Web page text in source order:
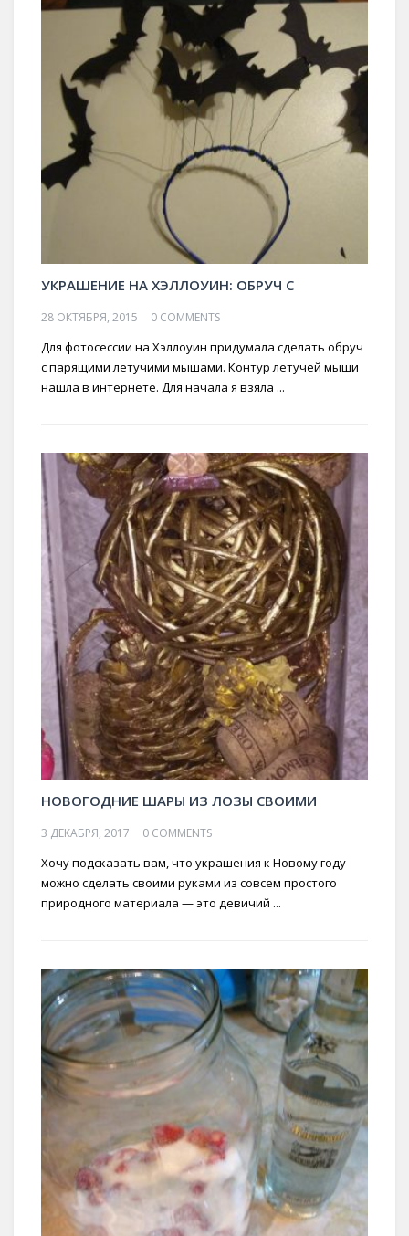
УКРАШЕНИЕ НА ХЭЛЛОУИН: ОБРУЧ С
28 ОКТЯБРЯ, 2015 0 COMMENTS
Для фотосессии на Хэллоуин придумала сделать обруч
с парящими летучими мышами. Контур летучей мыши
нашла в интернете. Для начала я взяла ...
НОВОГОДНИЕ ШАРЫ ИЗ ЛОЗЫ СВОИМИ
3 ДЕКАБРЯ, 2017 0 COMMENTS
Хочу подсказать вам, что украшения к Новому году
можно сделать своими руками из совсем простого
природного материала — это девичий ...